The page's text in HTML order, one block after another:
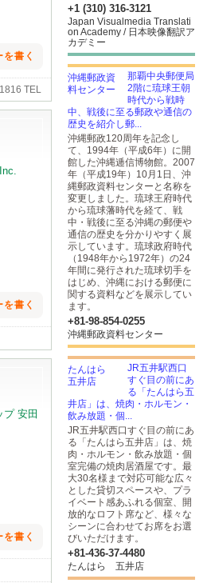
を書く
TEL
を書く
を書く
+1 (310) 316-3121
Japan Visualmedia Translati
on Academy / 日本映像翻訳ア
カデミー
那覇中央郵便局
2階に琉球王朝
時代から戦時
中、戦後に至る郵政や通信の
歴史を紹介し郵...
沖縄郵政120周年を記念し
て、1994年（平成6年）に開
館した沖縄逓信博物館。2007
年（平成19年）10月1日、沖
縄郵政資料センターと名称を
変更しました。琉球王府時代
から琉球藩時代を経て、戦
中・戦後に至る沖縄の郵便や
通信の歴史を分かりやすく展
示しています。琉球政府時代
（1948年から1972年）の24
年間に発行された琉球切手を
はじめ、沖縄における郵便に
関する資料などを展示してい
ます。
+81-98-854-0255
沖縄郵政資料センター
JR五井駅西口
すぐ目の前にあ
る「たんはら五
井店」は、焼肉・ホルモン・
飲み放題・個...
JR五井駅西口すぐ目の前にあ
る「たんはら五井店」は、焼
肉・ホルモン・飲み放題・個
室完備の焼肉居酒屋です。最
大30名様まで対応可能な広々
とした貸切スペースや、プラ
イベート感あふれる個室、開
放的なロフト席など、様々な
シーンに合わせてお席をお選
びいただけます。
+81-436-37-4480
たんはら 五井店